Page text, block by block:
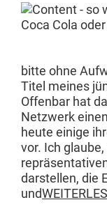
bitte ohne
Titel meines
Offen­bar hat
Net­zw­erk
heute einige
vor. Ich
darstellen, die
und